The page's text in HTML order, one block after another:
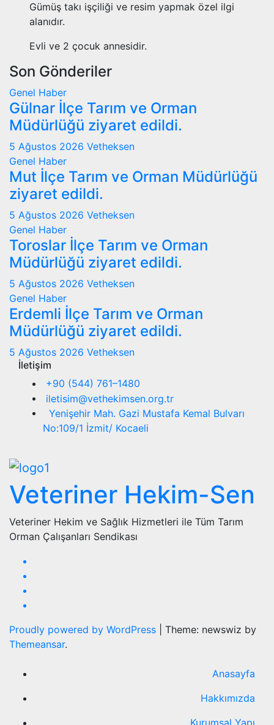
Gümüş takı işçiliği ve resim yapmak özel ilgi
alanıdır.
Evli ve 2 çocuk annesidir.
Son Gönderiler
Genel Haber
Gülnar İlçe Tarım ve Orman
Müdürlüğü ziyaret edildi.
5 Ağustos 2026 Vetheksen
Genel Haber
Mut İlçe Tarım ve Orman Müdürlüğü
ziyaret edildi.
5 Ağustos 2026 Vetheksen
Genel Haber
Toroslar İlçe Tarım ve Orman
Müdürlüğü ziyaret edildi.
5 Ağustos 2026 Vetheksen
Genel Haber
Erdemli İlçe Tarım ve Orman
Müdürlüğü ziyaret edildi.
5 Ağustos 2026 Vetheksen
İletişim
+90 (544) 761–1480
iletisim@vethekimsen.org.tr
Yenişehir Mah. Gazi Mustafa Kemal Bulvarı
No:109/1 İzmit/ Kocaeli
Veteriner Hekim-Sen
Veteriner Hekim ve Sağlık Hizmetleri ile Tüm Tarım
Orman Çalışanları Sendikası
Proudly powered by WordPress
Theme: newswiz by
Themeansar.
Anasayfa
Hakkımızda
Kurumsal Yapı